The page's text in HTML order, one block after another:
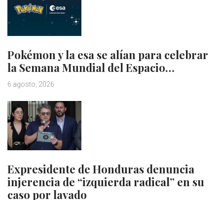
Pokémon y la esa se alían para celebrar
la Semana Mundial del Espacio…
6 agosto, 2026
Expresidente de Honduras denuncia
injerencia de “izquierda radical” en su
caso por lavado